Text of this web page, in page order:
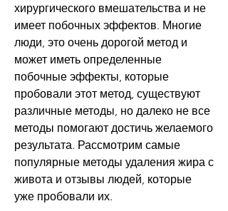
хирургического вмешательства и не
имеет побочных эффектов. Многие
люди, это очень дорогой метод и
может иметь определенные
побочные эффекты, которые
пробовали этот метод, существуют
различные методы, но далеко не все
методы помогают достичь желаемого
результата. Рассмотрим самые
популярные методы удаления жира с
живота и отзывы людей, которые
уже пробовали их.